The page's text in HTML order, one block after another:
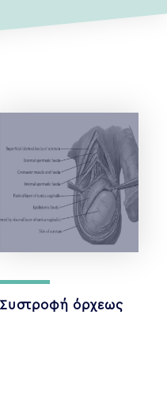
Συστροφή όρχεως